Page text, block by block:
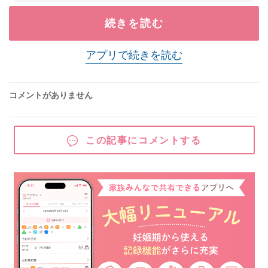
続きを読む
アプリで続きを読む
コメントがありません
この記事にコメントする